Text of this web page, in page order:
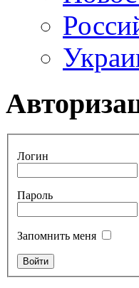
Логин
Пароль
Запомнить меня